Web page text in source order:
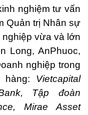
nghiệm tư vấn
Quản trị Nhân sự
vừa và lớn
Long, AnPhuoc,
nghiệp trong
hàng: Vietcapital
Tập đoàn
Mirae Asset